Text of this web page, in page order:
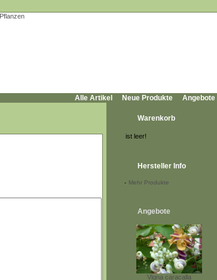
Alle Artikel Neue Produkte Angebote
Warenkorb
ist leer!
Hersteller Info
- Mehr Produkte
Angebote
Vigna caracalla